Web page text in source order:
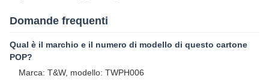
Domande frequenti
Qual è il marchio e il numero di modello di questo cartone
POP?
Marca: T&W, modello: TWPH006